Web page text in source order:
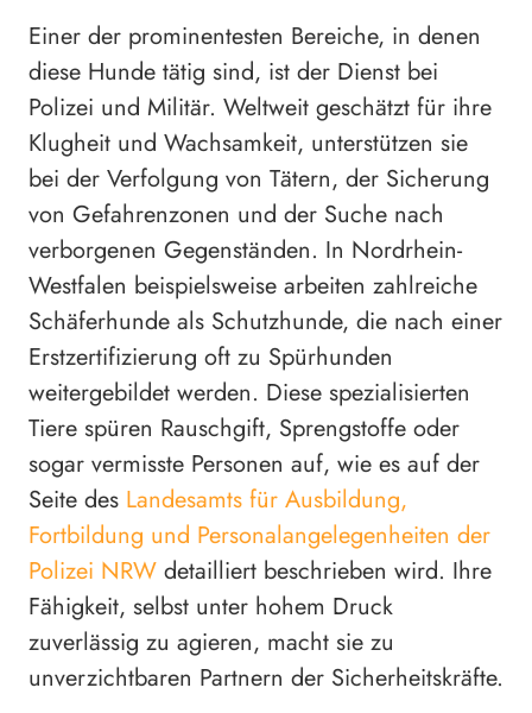
Einer der prominentesten Bereiche, in denen
diese Hunde tätig sind, ist der Dienst bei
Polizei und Militär. Weltweit geschätzt für ihre
Klugheit und Wachsamkeit, unterstützen sie
bei der Verfolgung von Tätern, der Sicherung
von Gefahrenzonen und der Suche nach
verborgenen Gegenständen. In Nordrhein-
Westfalen beispielsweise arbeiten zahlreiche
Schäferhunde als Schutzhunde, die nach einer
Erstzertifizierung oft zu Spürhunden
weitergebildet werden. Diese spezialisierten
Tiere spüren Rauschgift, Sprengstoffe oder
sogar vermisste Personen auf, wie es auf der
Seite des Landesamts für Ausbildung,
Fortbildung und Personalangelegenheiten der
Polizei NRW detailliert beschrieben wird. Ihre
Fähigkeit, selbst unter hohem Druck
zuverlässig zu agieren, macht sie zu
unverzichtbaren Partnern der Sicherheitskräfte.